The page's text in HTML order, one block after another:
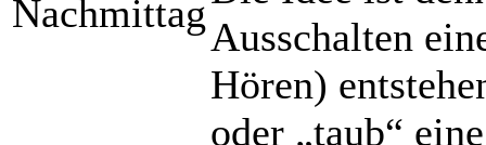
Nachmittag
Ausschalten
Hören)
oder „taub“